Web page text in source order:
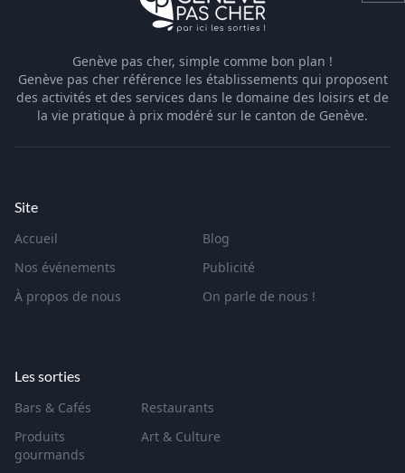
Genève pas cher, simple comme bon plan !
Genève pas cher référence les établissements qui proposent
des activités et des services dans le domaine des loisirs et de
la vie pratique à prix modéré sur le canton de Genève.
Site
Accueil
Blog
Nos événements
Publicité
À propos de nous
On parle de nous !
Les sorties
Bars & Cafés
Restaurants
Produits
gourmands
Art & Culture